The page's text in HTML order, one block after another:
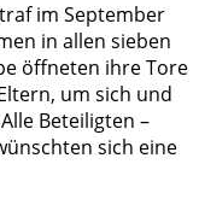
im September
in allen sieben
öffneten ihre Tore
um sich und
Beteiligten –
sich eine